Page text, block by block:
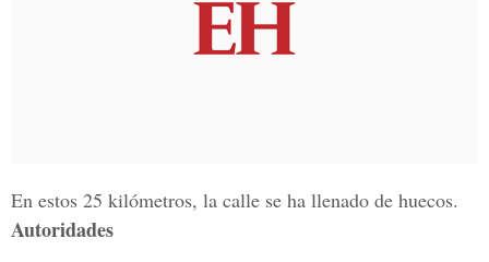
En estos 25 kilómetros, la calle se ha llenado de huecos.
Autoridades